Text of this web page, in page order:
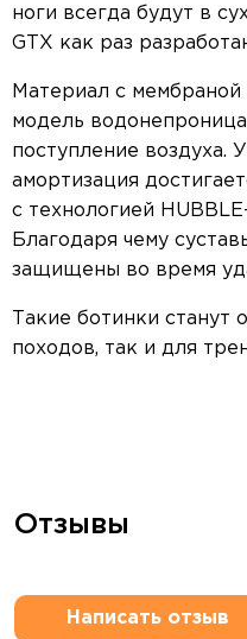
ноги всегда будут в
GTX как раз
Материал с
модель
поступление воздуха.
амортизация
с технологией
Благодаря чему
защищены во время
Такие ботинки
походов, так и для
Отзывы
Написать отзыв